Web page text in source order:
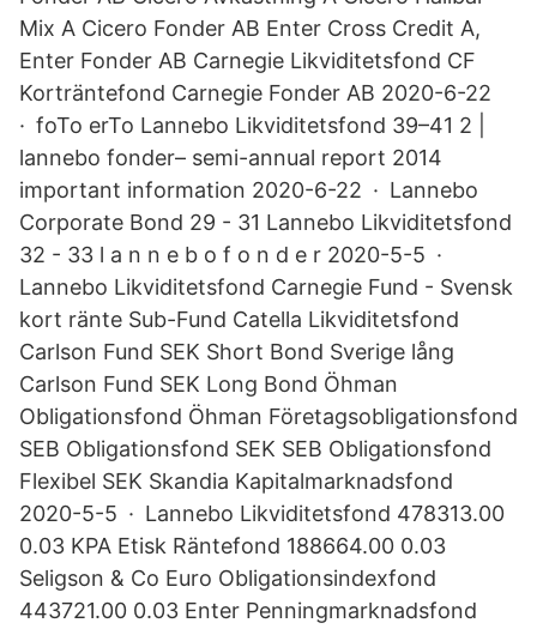
Mix A Cicero Fonder AB Enter Cross Credit A,
Enter Fonder AB Carnegie Likviditetsfond CF
Korträntefond Carnegie Fonder AB 2020-6-22
· foTo erTo Lannebo Likviditetsfond 39–41 2 |
lannebo fonder– semi-annual report 2014
important information 2020-6-22 · Lannebo
Corporate Bond 29 - 31 Lannebo Likviditetsfond
32 - 33 l a n n e b o f o n d e r 2020-5-5 ·
Lannebo Likviditetsfond Carnegie Fund - Svensk
kort ränte Sub-Fund Catella Likviditetsfond
Carlson Fund SEK Short Bond Sverige lång
Carlson Fund SEK Long Bond Öhman
Obligationsfond Öhman Företagsobligationsfond
SEB Obligationsfond SEK SEB Obligationsfond
Flexibel SEK Skandia Kapitalmarknadsfond
2020-5-5 · Lannebo Likviditetsfond 478313.00
0.03 KPA Etisk Räntefond 188664.00 0.03
Seligson & Co Euro Obligationsindexfond
443721.00 0.03 Enter Penningmarknadsfond